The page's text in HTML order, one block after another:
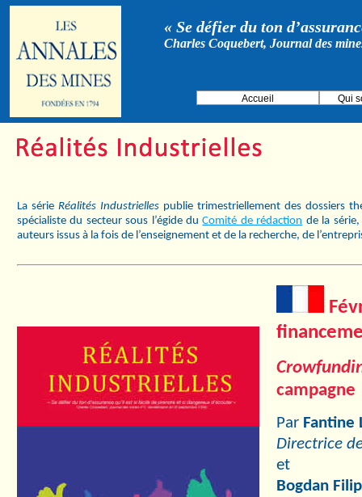
« Se défier du ton
Charles Coquebert, Journal des
Accueil Qui
La série Réalités Industrielles publie trimestriellement des dossiers
spécialiste du secteur sous l’égide duComité de rédaction de la
auteurs issus à la fois de l’enseignement et de la recherche, de
Par Fantine
Directrice
et
Bogdan Filip